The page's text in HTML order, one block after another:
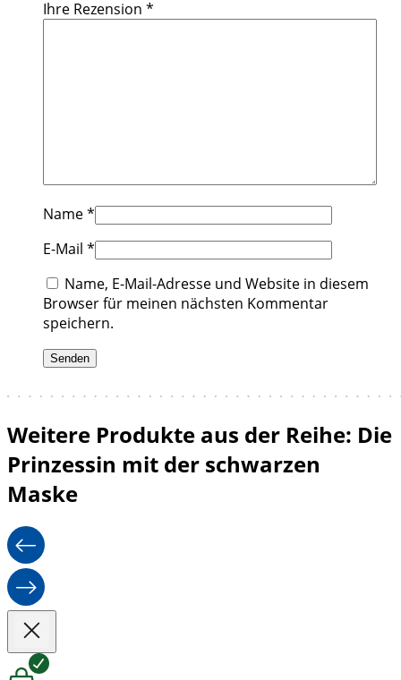
Ihre Rezension *
Name*
E-Mail *
Name, E-Mail-Adresse und Website in diesem
Browser für meinen nächsten Kommentar
speichern.
Weitere Produkte aus der Reihe: Die
Prinzessin mit der schwarzen
Maske